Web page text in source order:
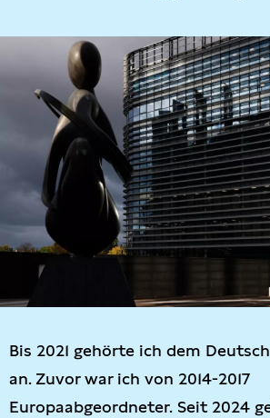
Bis 2021 gehörte ich dem
an. Zuvor war ich von 2014-2017
Europaabgeordneter. Seit 2024